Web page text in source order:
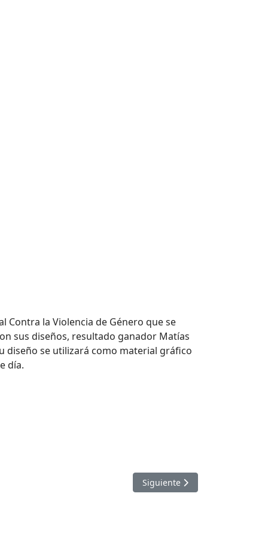
Contra la Violencia de Género que se
sus diseños, resultado ganador Matías
diseño se utilizará como material gráfico
día.
Artículo siguiente: Agenda
Siguiente